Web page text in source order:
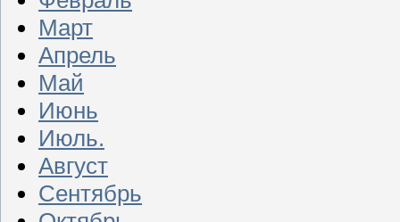
Март
Апрель
Май
Июнь
Июль.
Август
Сентябрь